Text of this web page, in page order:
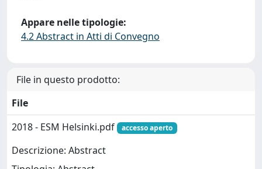
Appare nelle tipologie:
4.2 Abstract in Atti di Convegno
File in questo prodotto:
File
2018 - ESM Helsinki.pdf
accesso aperto
Descrizione: Abstract